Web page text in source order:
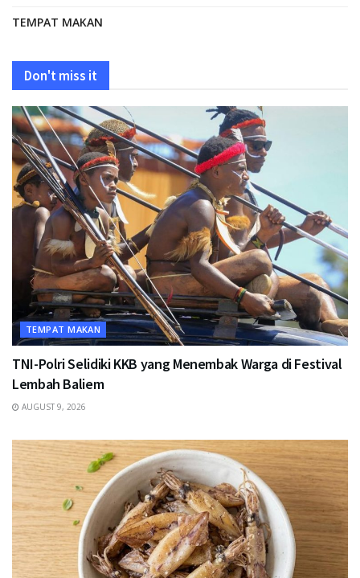
TEMPAT MAKAN
Don't miss it
TEMPAT MAKAN
TNI-Polri Selidiki KKB yang Menembak Warga di Festival
Lembah Baliem
AUGUST 9, 2026